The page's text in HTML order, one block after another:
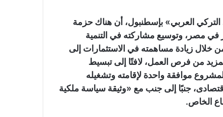
العربي» بإسطنبول، أن هناك حزمة
في مصر، وتوسيع مشاركته في التنمية
خلال زيادة مساهمته في الاستثمارات إلى
من فرص العمل، لافتًا إلى تبسيط
موافقة واحدة لإقامته وتشغيله
جنبًا إلى جنب مع «وثيقة سياسة ملكية
الخاص.